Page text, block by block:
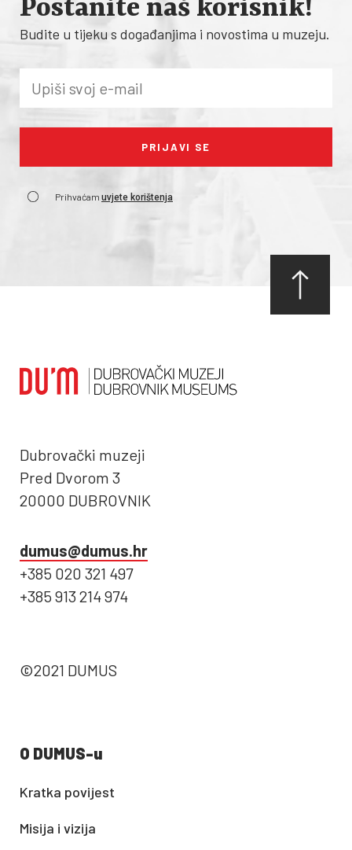
Postanite naš korisnik!
Budite u tijeku s događanjima i novostima u muzeju.
Prihvaćam uvjete korištenja
Dubrovački muzeji
Pred Dvorom 3
20000 DUBROVNIK
dumus@dumus.hr
+385 020 321 497
+385 913 214 974
©2021 DUMUS
O DUMUS-u
Kratka povijest
Misija i vizija